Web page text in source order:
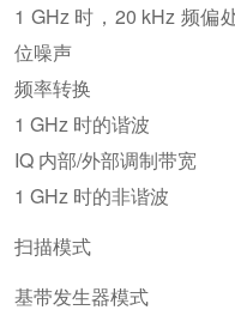
1 GHz 时，20 kHz 频偏
位噪声
频率转换
1 GHz 时的谐波
IQ 内部/外部调制带宽
1 GHz 时的非谐波
扫描模式
基带发生器模式